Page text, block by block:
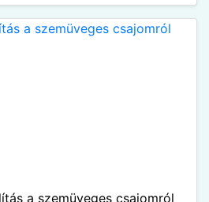
a szemüveges csajomról